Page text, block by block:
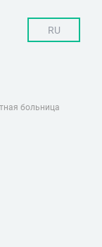
RU
больница